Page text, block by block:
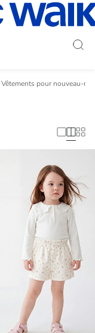
Vêtements pour nouveau-nés